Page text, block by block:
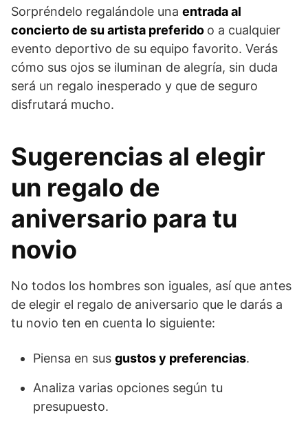
Sorpréndelo regalándole una entrada al
concierto de su artista preferido o a cualquier
evento deportivo de su equipo favorito. Verás
cómo sus ojos se iluminan de alegría, sin duda
será un regalo inesperado y que de seguro
disfrutará mucho.
Sugerencias al elegir
un regalo de
aniversario para tu
novio
No todos los hombres son iguales, así que antes
de elegir el regalo de aniversario que le darás a
tu novio ten en cuenta lo siguiente:
Piensa en sus gustos y preferencias.
Analiza varias opciones según tu
presupuesto.